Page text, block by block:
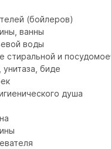
(бойлеров)
ванны
воды
стиральной и
унитаза, биде
душа